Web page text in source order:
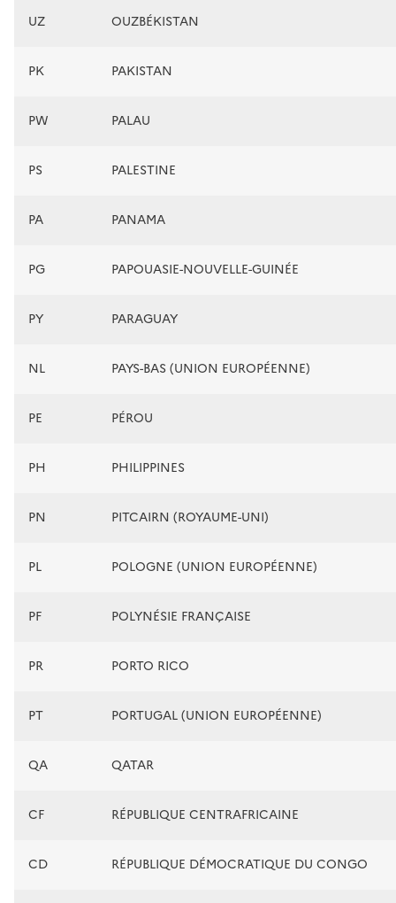
UZ OUZBÉKISTAN
PK PAKISTAN
PW PALAU
PS PALESTINE
PA PANAMA
PG PAPOUASIE-NOUVELLE-GUINÉE
PY PARAGUAY
NL PAYS-BAS (UNION EUROPÉENNE)
PE PÉROU
PH PHILIPPINES
PN PITCAIRN (ROYAUME-UNI)
PL POLOGNE (UNION EUROPÉENNE)
PF POLYNÉSIE FRANÇAISE
PR PORTO RICO
PT PORTUGAL (UNION EUROPÉENNE)
QA QATAR
CF RÉPUBLIQUE CENTRAFRICAINE
CD RÉPUBLIQUE DÉMOCRATIQUE DU CONGO